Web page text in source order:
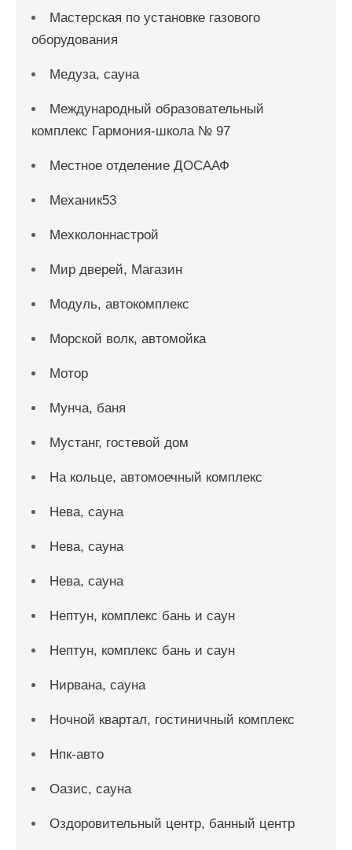
Мастерская по установке газового
оборудования
Медуза, сауна
Международный образовательный
комплекс Гармония-школа № 97
Местное отделение ДОСААФ
Механик53
Мехколоннастрой
Мир дверей, Магазин
Модуль, автокомплекс
Морской волк, автомойка
Мотор
Мунча, баня
Мустанг, гостевой дом
На кольце, автомоечный комплекс
Нева, сауна
Нева, сауна
Нева, сауна
Нептун, комплекс бань и саун
Нептун, комплекс бань и саун
Нирвана, сауна
Ночной квартал, гостиничный комплекс
Нпк-авто
Оазис, сауна
Оздоровительный центр, банный центр